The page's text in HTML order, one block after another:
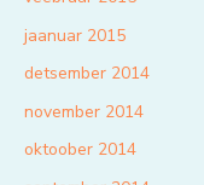
jaanuar 2015
detsember 2014
november 2014
oktoober 2014